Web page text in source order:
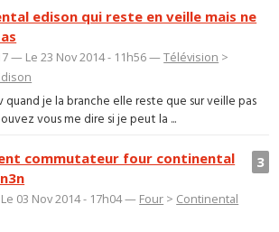
edison qui reste en veille mais ne
— Le 23 Nov 2014 - 11h56 —Télévision >
quand je la branche elle reste que sur veille pas
vous me dire si je peut la ...
3
commutateur four continental
03 Nov 2014 - 17h04 — Four > Continental